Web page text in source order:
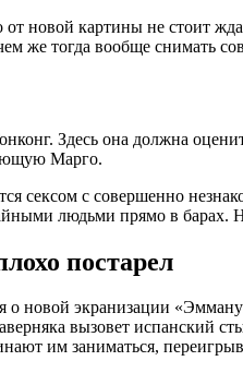
новой картины не стоит
же тогда вообще снимать
Здесь она должна
Марго.
сексом с совершенно
людьми прямо в барах.
постарел
о новой экранизации
вызовет испанский
им заниматься,